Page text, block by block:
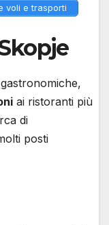
voli e trasporti
ai ristoranti più
di
posti